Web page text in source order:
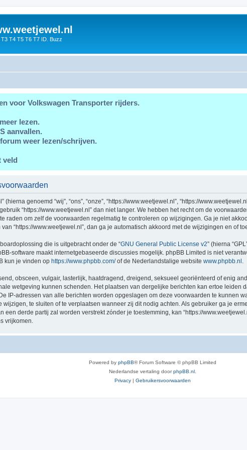
T4 T5 T6 T7 ID. Buzz
voor Volkswagen Transporter rijders.
lezen.
aanvallen.
weer lezen/schrijven.
veld
(hierna genoemd “wij”, “ons”, “onze”, “https://www.weetjewel.nl”, “https://
“https://www.weetjewel.nl” dan niet langer. We hebben het recht om de
raden om zelf de voorwaarden regelmatig te controleren op wijzigingen. Ga je niet
“https://www.weetjewel.nl”, dan ga je automatisch akkoord met de wijzigingen en of
die is uitgebracht onder de “GNU General Public License v2” (hierna
software maakt internetgebaseerde discussies mogelijk. phpBB Limited is niet
kun je vinden op https://www.phpbb.com/of de Nederlandstalige website www.phpbb.nl
obsceen, vulgair, lasterlijk, haatdragend, dreigend, seksueel georiënteerd of enig
wetgeving kunnen schenden. Het plaatsen van dergelijke berichten kan ertoe
IP-adressen van alle berichten worden opgeslagen om deze voorwaarden te kunnen
te sluiten of te verplaatsen wanneer zij dit nodig achten. Als gebruiker ga je
een derde partij zal worden verstrekt zónder je toestemming, kan “https://
vrijkomen.
Powered by phpBB® Forum Software © phpBB Limited
Nederlandse vertaling doorphpBB.nl
Privacy | Gebruikersvoorwaarden